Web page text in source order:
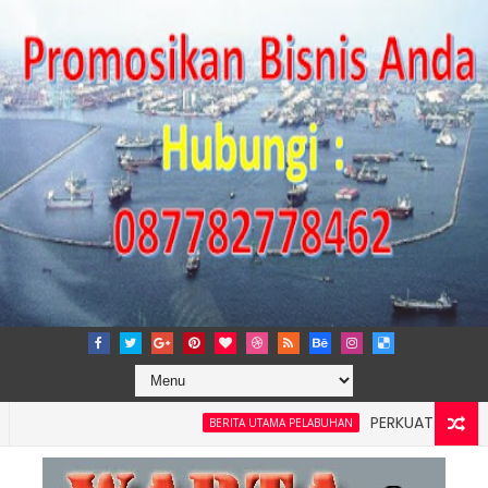
BERITA UTAMA PELABUHAN
PERKUAT TATA KELOLA
4: Pelindo Jasa Maritim Dengar Keluhan dan